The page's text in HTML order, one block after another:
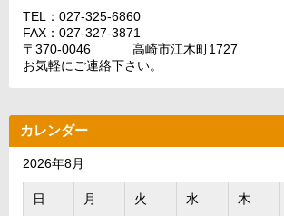
TEL：027-325-6860
FAX：027-327-3871
〒370-0046 高崎市江木町1727
お気軽にご連絡下さい。
カレンダー
2026年8月
日 月 火 水 木